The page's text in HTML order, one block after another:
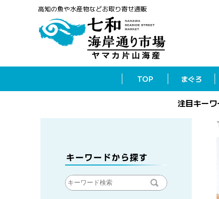
高知の魚や水産物などお取り寄せ通販
TOP まぐろ
注目キー